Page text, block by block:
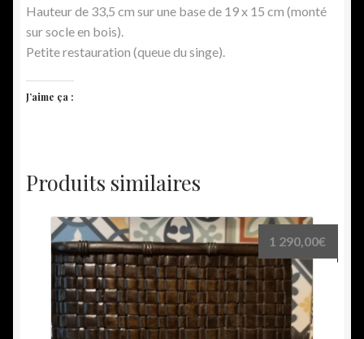
Hauteur de 33,5 cm sur une base de 19 x 15 cm (monté
sur socle en bois).
Petite restauration (queue du singe).
J’aime ça :
Produits similaires
1 290,00€